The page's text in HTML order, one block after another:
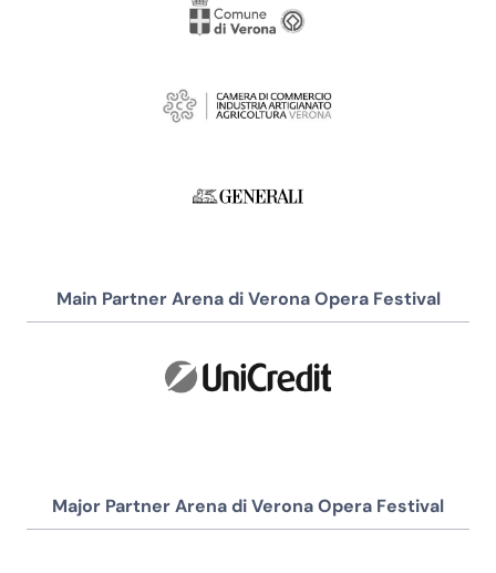
Main Partner Arena di Verona Opera Festival
Major Partner Arena di Verona Opera Festival